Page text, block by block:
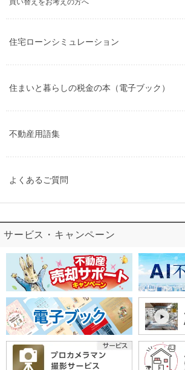
買い替えをお考えの方へ
住宅ローンシミュレーション
住まいと暮らしの税金の本（電子ブック）
不動産用語集
よくあるご質問
サービス・キャンペーン